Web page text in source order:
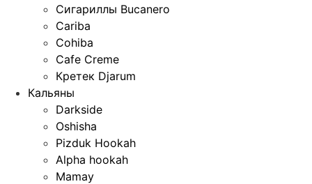
Сигариллы Bucanero
Cariba
Cohiba
Cafe Creme
Кретек Djarum
Кальяны
Darkside
Oshisha
Pizduk Hookah
Alpha hookah
Mamay